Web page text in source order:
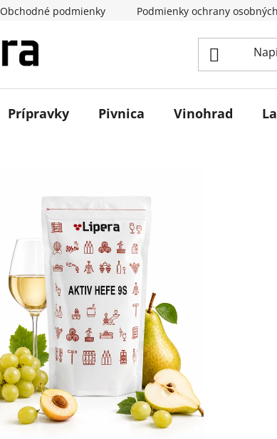
Obchodné podmienky Podmienky ochrany
Prípravky Pivnica Vinohrad